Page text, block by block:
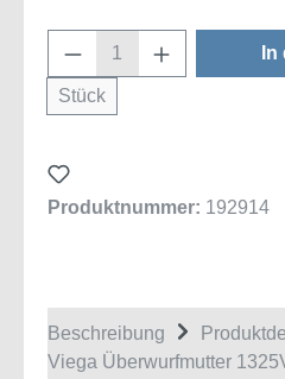
Produkt Anzahl:
Stück
Produktnummer: 192914
Beschreibung
Viega Überwurfmutter